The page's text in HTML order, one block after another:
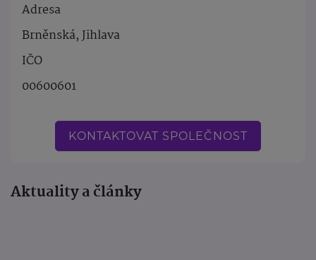
Adresa
Brněnská, Jihlava
IČO
00600601
KONTAKTOVAT SPOLEČNOST
Aktuality a články